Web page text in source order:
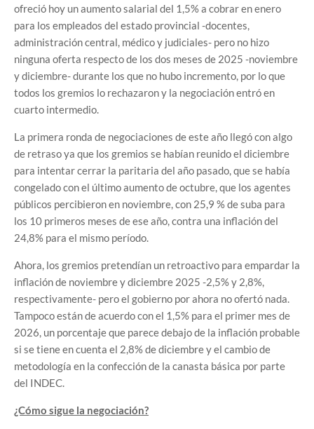
ofreció hoy un aumento salarial del 1,5% a cobrar en enero
para los empleados del estado provincial -docentes,
administración central, médico y judiciales- pero no hizo
ninguna oferta respecto de los dos meses de 2025 -noviembre
y diciembre- durante los que no hubo incremento, por lo que
todos los gremios lo rechazaron y la negociación entró en
cuarto intermedio.
La primera ronda de negociaciones de este año llegó con algo
de retraso ya que los gremios se habían reunido el diciembre
para intentar cerrar la paritaria del año pasado, que se había
congelado con el último aumento de octubre, que los agentes
públicos percibieron en noviembre, con 25,9 % de suba para
los 10 primeros meses de ese año, contra una inflación del
24,8% para el mismo período.
Ahora, los gremios pretendían un retroactivo para empardar la
inflación de noviembre y diciembre 2025 -2,5% y 2,8%,
respectivamente- pero el gobierno por ahora no ofertó nada.
Tampoco están de acuerdo con el 1,5% para el primer mes de
2026, un porcentaje que parece debajo de la inflación probable
si se tiene en cuenta el 2,8% de diciembre y el cambio de
metodología en la confección de la canasta básica por parte
del INDEC.
¿Cómo sigue la negociación?